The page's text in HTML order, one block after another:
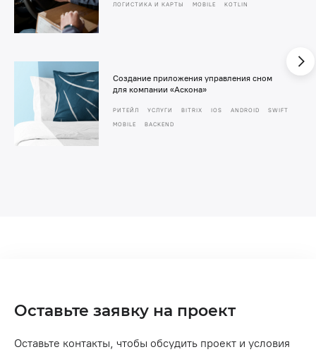
ЛОГИСТИКА И КАРТЫ MOBILE KOTLIN
Создание приложения управления сном
для компании «Аскона»
РИТЕЙЛ УСЛУГИ BITRIX IOS ANDROID
SWIFT
MOBILE
BACKEND
Оставьте заявку на проект
Оставьте контакты, чтобы обсудить проект и условия